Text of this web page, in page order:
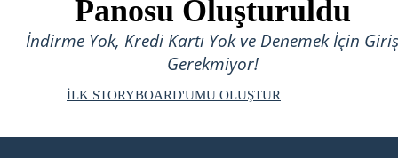
Panosu Oluşturuldu
İndirme Yok, Kredi Kartı Yok ve Denemek İçin Giriş
Gerekmiyor!
İLK STORYBOARD'UMU OLUŞTUR